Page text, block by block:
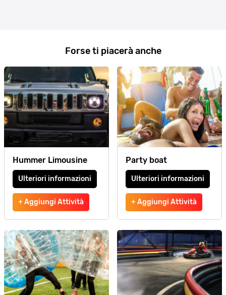
Forse ti piacerà anche
Hummer Limousine
Ulteriori informazioni
+ Aggiungi Attività
Party boat
Ulteriori informazioni
+ Aggiungi Attività